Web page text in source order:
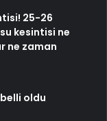
25-26
kesintisi ne
ne zaman
belli oldu